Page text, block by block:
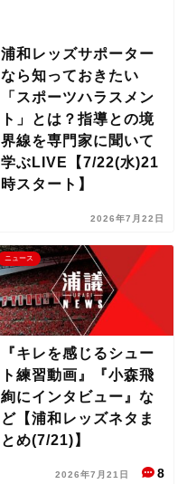
浦和レッズサポーター
なら知っておきたい
「スポーツハラスメン
ト」とは？指導との境
界線を専門家に聞いて
学ぶLIVE【7/22(水)21
時スタート】
2026年7月22日
ニュース
『キレを感じるシュー
ト練習動画』『小森飛
絢にインタビュー』な
ど【浦和レッズネタま
とめ(7/21)】
2026年7月21日 8